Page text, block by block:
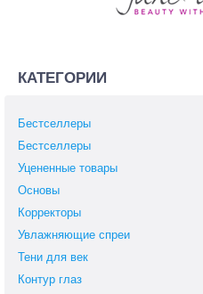
КАТЕГОРИИ
Бестселлеры
Бестселлеры
Уцененные товары
Основы
Корректоры
Увлажняющие спреи
Тени для век
Контур глаз